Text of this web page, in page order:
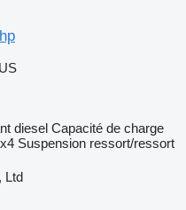
diesel Capacité de charge
Suspension ressort/ressort
Ltd